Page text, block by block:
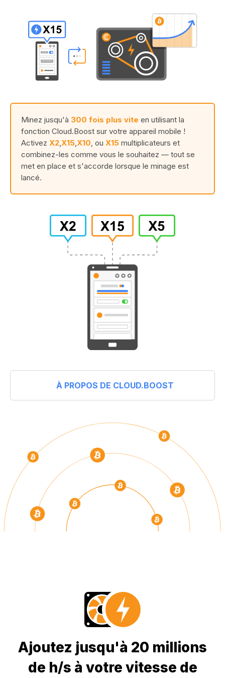
Minez jusqu'à 300 fois plus vite en utilisant la
fonction Cloud.Boost sur votre appareil mobile !
Activez X2 X15 X10 , ou X15 multiplicateurs et
combinez-les comme vous le souhaitez — tout se
met en place et s'accorde lorsque le minage est
lancé.
À PROPOS DE CLOUD.BOOST
Ajoutez jusqu'à 20 millions
de h/s à votre vitesse de